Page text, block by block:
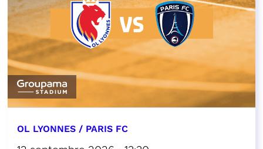
OL LYONNES / PARIS FC